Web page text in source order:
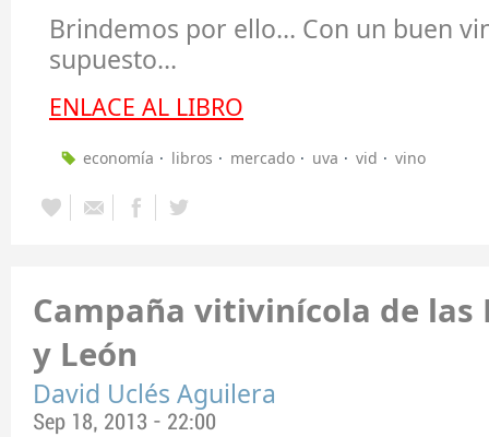
Brindemos por ello… Con un buen
supuesto…
ENLACE AL LIBRO
economía libros mercado uva vid vino
Campaña vitivinícola de las
y León
David Uclés Aguilera
Sep 18, 2013 - 22:00